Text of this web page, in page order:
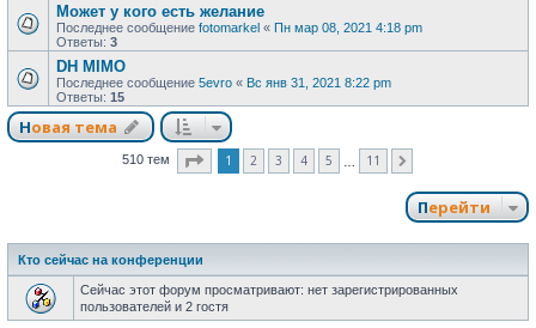
Может у кого есть желание
Последнее сообщение fotomarkel « Пн мар 08, 2021 4:18 pm
Ответы: 3
DH MIMO
Последнее сообщение 5evro « Вс янв 31, 2021 8:22 pm
Ответы: 15
Новая тема
510 тем Страница из
1 2 3 4 5 11
Перейти
Кто сейчас на конференции
Сейчас этот форум просматривают: нет зарегистрированных
пользователей и 2 гостя